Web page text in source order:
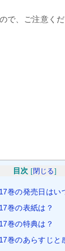
で、ご注意くだ
目次 [閉じる]
巻の発売日はい
巻の表紙は？
巻の特典は？
巻のあらすじと